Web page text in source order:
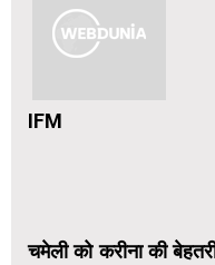
IFM
चमेली को करीना की